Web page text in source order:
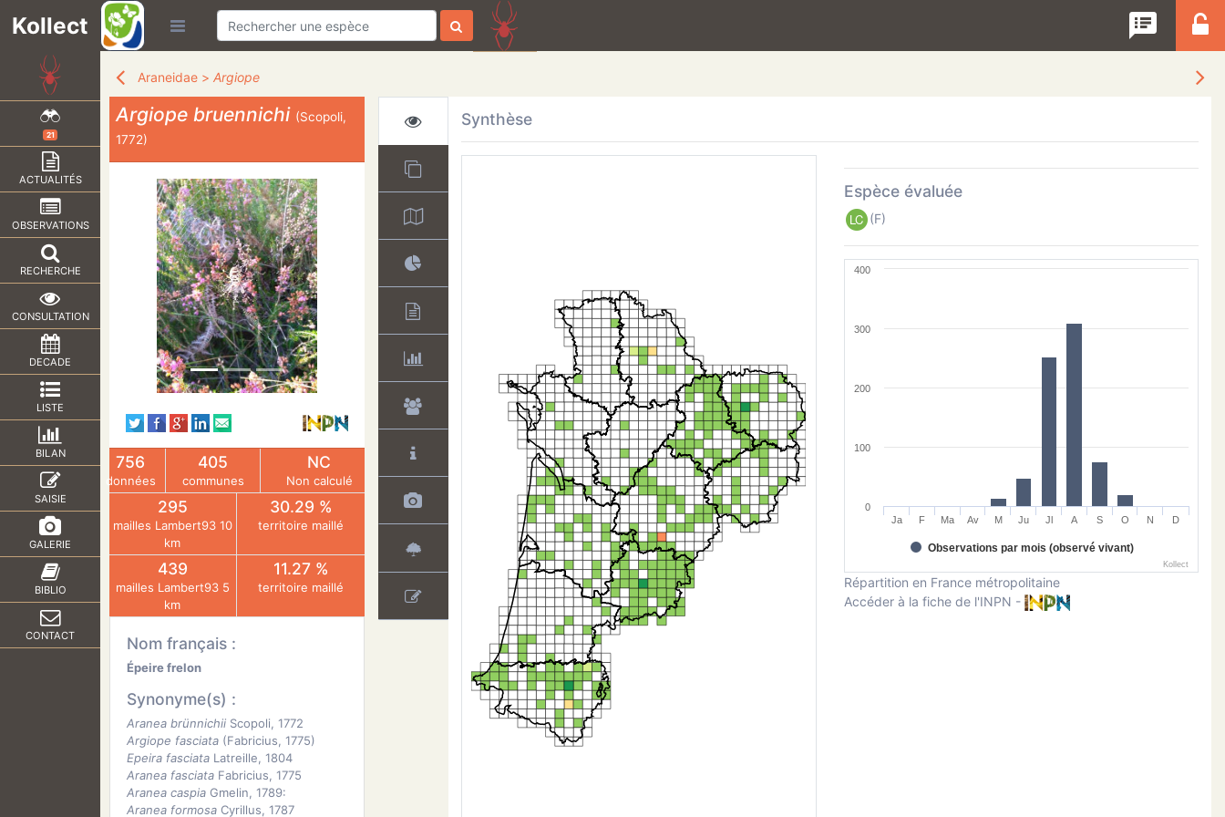
speaker_notes
Kollect
21
ACTUALITÉS
OBSERVATIONS
RECHERCHE
CONSULTATION
DECADE
LISTE
BILAN
SAISIE
GALERIE
BIBLIO
CONTACT
Araneidae > Argiope
Argiope bruennichi (Scopoli,
1772)
756
données
405
communes
NC
Non calculé
295
mailles Lambert93 10
km
30.29 %
territoire maillé
439
mailles Lambert93 5
km
11.27 %
territoire maillé
Nom français :
Épeire frelon
Synonyme(s) :
Aranea brünnichiiScopoli, 1772
Argiope fasciata(Fabricius, 1775)
Epeira fasciataLatreille, 1804
Aranea fasciataFabricius, 1775
Aranea caspiaGmelin, 1789:
Aranea formosaCyrillus, 1787
Synthèse
Espèce évaluée
LC (F)
Observations par mois (observé vivant)
Ja F Ma Av M Ju Jl A S O N D
0
100
200
300
400
Kollect
Répartition en France métropolitaine
Accéder à la fiche de l'INPN -